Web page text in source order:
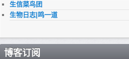
生信菜鸟团
生物日志|鸣一道
博客订阅